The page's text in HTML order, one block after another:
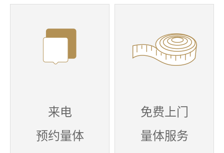
来电
预约量体
免费上门
量体服务